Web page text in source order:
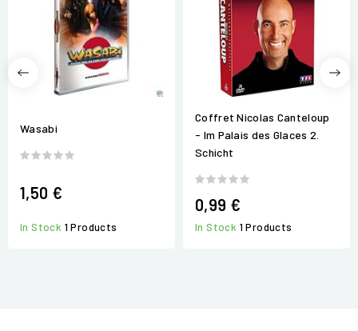
Wasabi
1,50 €
In Stock 1 Products
Coffret Nicolas Canteloup
- Im Palais des Glaces 2.
Schicht
0,99 €
In Stock 1 Products